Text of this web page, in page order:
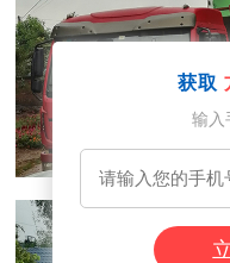
获取
输入